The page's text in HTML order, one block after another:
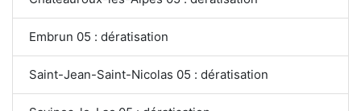
Embrun 05 : dératisation
Saint-Jean-Saint-Nicolas 05 : dératisation